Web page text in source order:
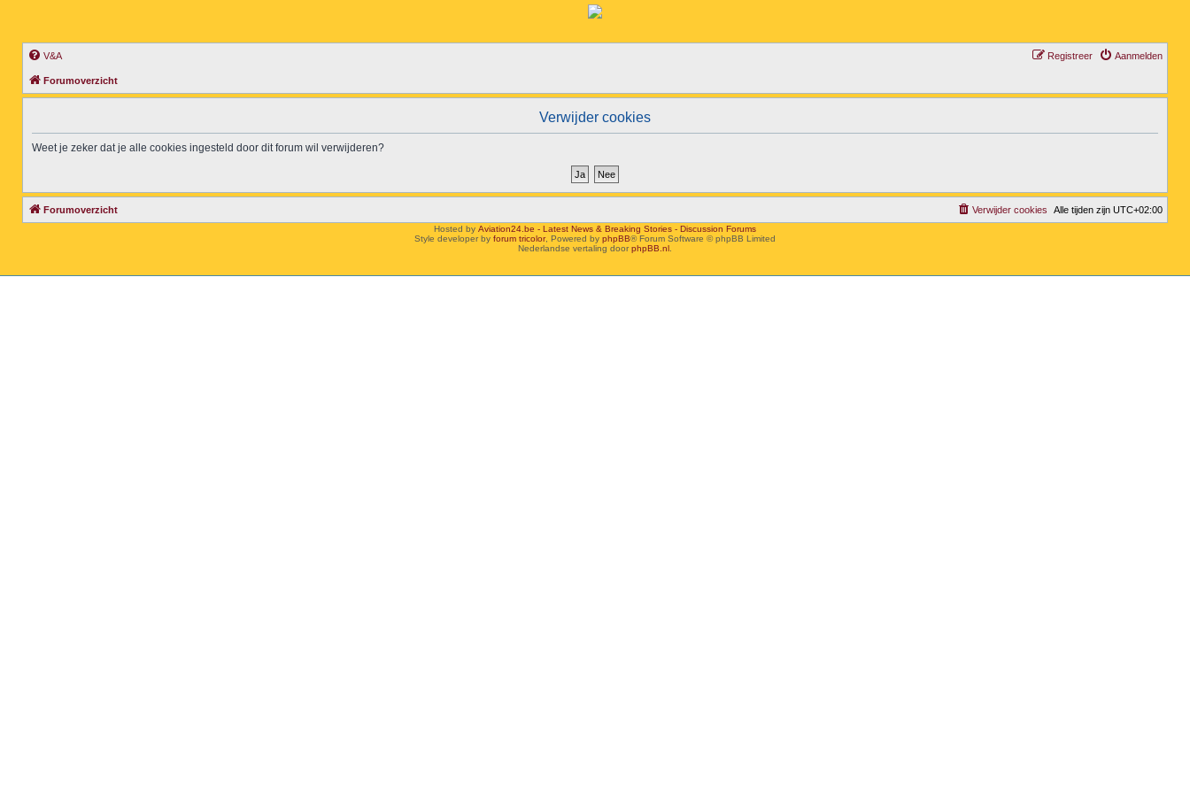
V&A Aanmelden
Registreer
Forumoverzicht
Verwijder cookies
Weet je zeker dat je alle cookies ingesteld door dit forum wil verwijderen?
Forumoverzicht Alle tijden zijn UTC+02:00
Verwijder cookies
Hosted by Aviation24.be - Latest News & Breaking Stories - Discussion Forums
Style developer by forum tricolor, Powered by phpBB® Forum Software © phpBB Limited
Nederlandse vertaling doorphpBB.nl